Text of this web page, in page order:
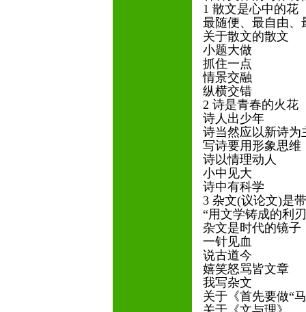
1 散文是心中的花
最随便、最自由
关于散文的散文
小题大做
抓住一点
情景交融
纵横交错
2 诗是青春的火花
诗人出少年
诗当然应以新诗
写诗要用形象思维
诗以情理动人
小中见大
诗中有科学
3 杂文(议论文)是
“用文学铸成的利
杂文是时代的镜子
一针见血
说古道今
嬉笑怒骂皆文章
我写杂文
关于《首先要做“